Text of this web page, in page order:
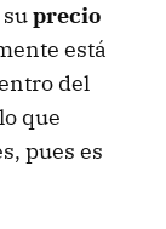
precio
está
del
que
pues es